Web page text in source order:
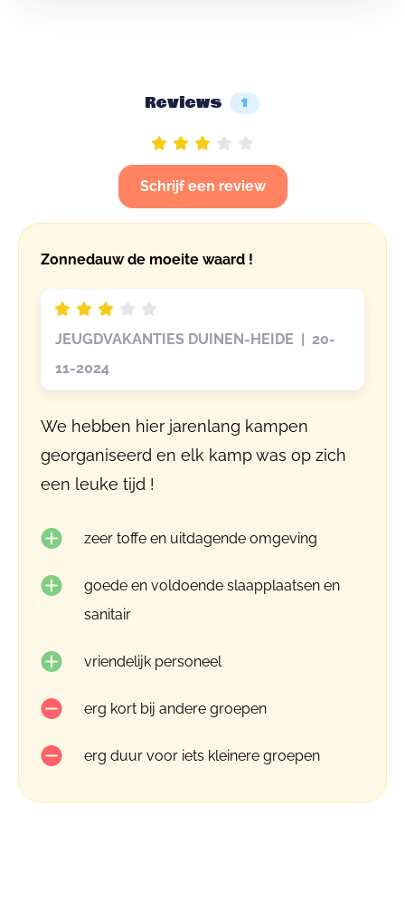
Reviews 1
Schrijf een review
Zonnedauw de moeite waard !
JEUGDVAKANTIES DUINEN-HEIDE | 20-
11-2024
We hebben hier jarenlang kampen
georganiseerd en elk kamp was op zich
een leuke tijd !
zeer toffe en uitdagende omgeving
goede en voldoende slaapplaatsen en
sanitair
vriendelijk personeel
erg kort bij andere groepen
erg duur voor iets kleinere groepen